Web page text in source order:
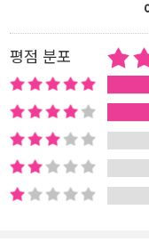
건축, 글쓰기, 교육론,
의를 다해 높은 공력을
었다. 초대된 스승은 황
박수밀, 함돈균, 8명의 저자들이다. 이들은 각각 ‘
게 아이들을 억압하는가
인가?’ ‘문학은 어떻게
연대하는 시민을 어떻게
게 어떻게 영향을 미치
을까?’ ‘생명을 살리는
평점 분포